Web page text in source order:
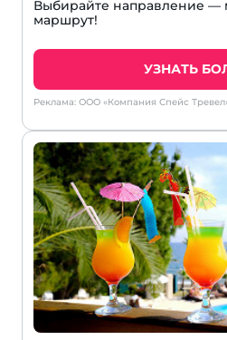
Выбирайте направление —
маршрут!
УЗНАТЬ
Реклама: ООО «Компания Спейс